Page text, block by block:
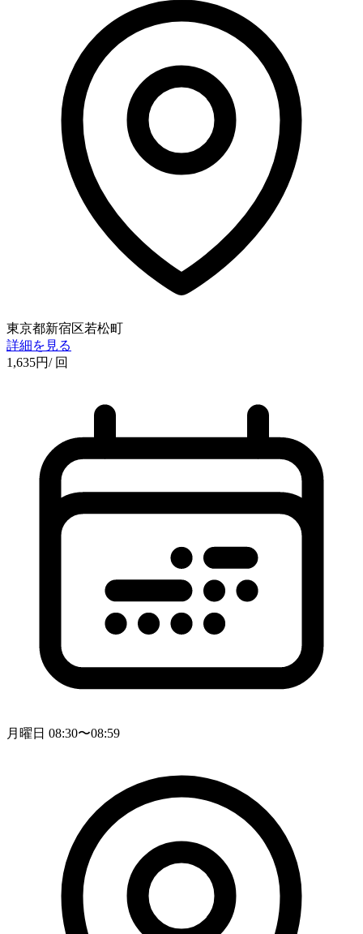
東京都新宿区若松町
詳細を見る
1,635円/ 回
月曜日 08:30〜08:59